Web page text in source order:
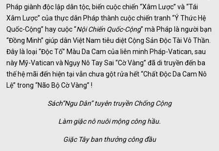
Pháp giành độc lập dân tộc, biến cuộc chiến “Xâm Lược” và “Tái
Xâm Lược” của thực dân Pháp thành cuộc chiến tranh “Ý Thức Hệ
Quốc-Cộng” hay cuộc “Nội Chiến Quốc-Cộng” mà Pháp là người bạn
“Đồng Minh” giúp dân Việt Nam tiêu diệt Cộng Sản Độc Tài Vô Thần.
Đây là loại “Độc Tố” Màu Da Cam của liên minh Pháp-Vatican, sau
này Mỹ-Vatican và Ngụy Nô Tay Sai “Cờ Vàng” đã di truyền đến ba
thế hệ mãi đến hiện tại vẫn chưa gột rửa hết “Chất Độc Da Cam Nô
Lệ” trong “Não Bộ Cờ Vàng” !
Sách”Ngu Dân” tuyên truyền Chống Cộng
Làm giặc nô nuôi mộng công hầu.
Giặc Tây ban thưởng công đầu